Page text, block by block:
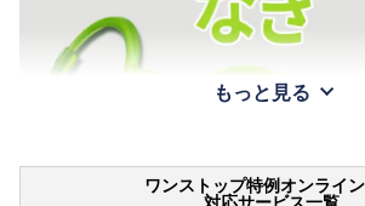
もっと見る
ワンストップ特例オンライ